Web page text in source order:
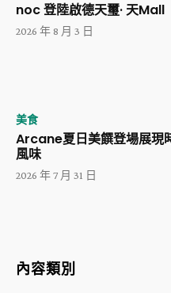
noc 登陸啟德天璽· 天Mall
2026 年 8 月 3 日
美食
Arcane夏日美饌登場展現
風味
2026 年 7 月 31 日
內容類別